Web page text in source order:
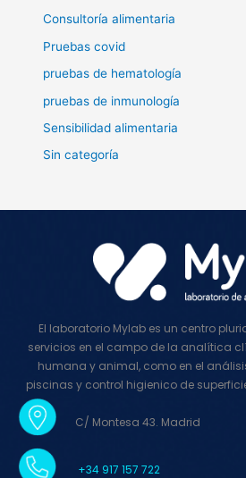
Consultoría alimentaria
Pruebas covid
pruebas de hematología
pruebas de inmunología
Sensibilidad alimentaria
Sin categoría
El laboratorio Mylab es un centro
servicios en el campo de la analítica
humana y animal, como en el
piscinas y control higienico de
C/ Montesa 43. Madrid
+34 917 157 722